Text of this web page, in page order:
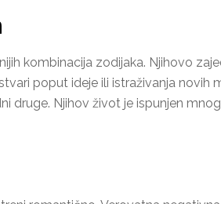
kombinacija zodijaka. Njihovo
poput ideje ili istraživanja novih
druge. Njihov život je ispunjen